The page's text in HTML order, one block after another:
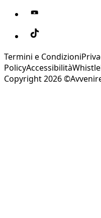
Termini e Condizioni
PolicyAccessibilità
Copyright 2026